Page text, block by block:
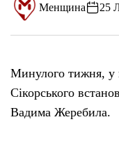
Менщина 25
Минулого тижня, у
Сікорського
Вадима Жеребила.